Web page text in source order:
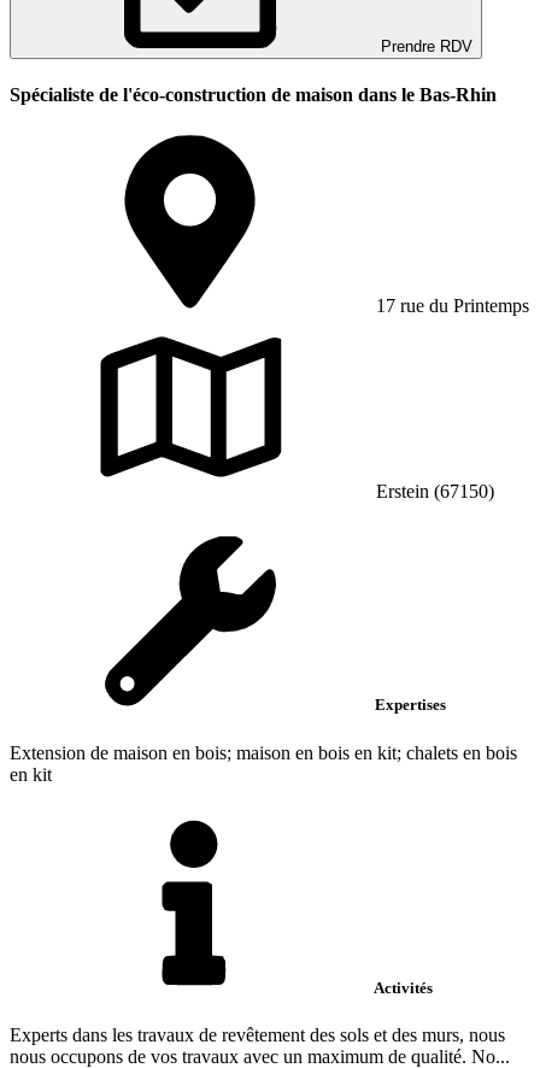
Prendre RDV
Spécialiste de l'éco-construction de maison dans le Bas-Rhin
17 rue du Printemps
Erstein (67150)
Expertises
Extension de maison en bois; maison en bois en kit; chalets en bois
en kit
Activités
Experts dans les travaux de revêtement des sols et des murs, nous
nous occupons de vos travaux avec un maximum de qualité. No...